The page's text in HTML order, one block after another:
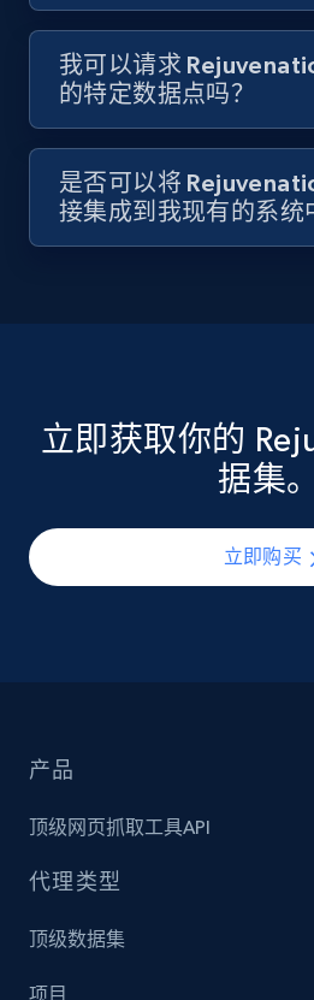
我可以请求
的特定数据点吗？
是否可以将
接集成到我现有的系统
立即获取你的
据集。
立即购买
产品
顶级网页抓取工具API
代理类型
顶级数据集
项目